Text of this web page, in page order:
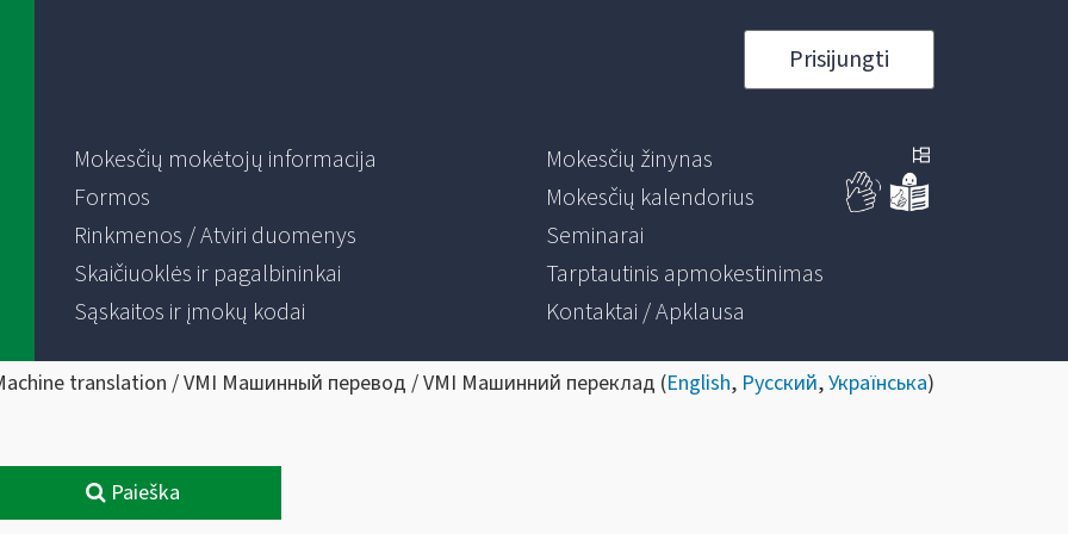
Prisijungti
Mokesčių mokėtojų informacija
Formos
Rinkmenos / Atviri duomenys
Skaičiuoklės ir pagalbininkai
Sąskaitos ir įmokų kodai
Mokesčių žinynas
Mokesčių kalendorius
Seminarai
Tarptautinis apmokestinimas
Kontaktai / Apklausa
translation / VMI Машинный перевод / VMI Машинний переклад (English, Русский,Українська)
Paieška